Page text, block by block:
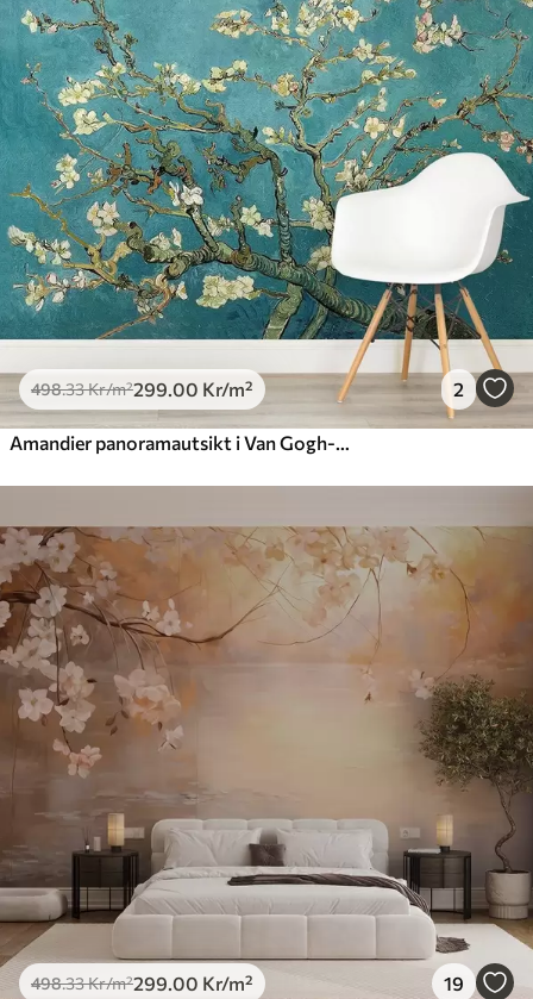
498.33Kr/m²299 .00 Kr/m² 2
498.33Kr/m²299 .00 Kr/m² 19